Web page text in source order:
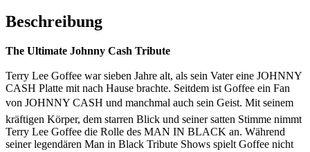
Beschreibung
The Ultimate Johnny Cash Tribute
Terry Lee Goffee war sieben Jahre alt, als sein Vater eine JOHNNY
CASH Platte mit nach Hause brachte. Seitdem ist Goffee ein Fan
von JOHNNY CASH und manchmal auch sein Geist. Mit seinem
kräftigen Körper, dem starren Blick und seiner satten Stimme nimmt
Terry Lee Goffee die Rolle des MAN IN BLACK an. Während
seiner legendären Man in Black Tribute Shows spielt Goffee nicht